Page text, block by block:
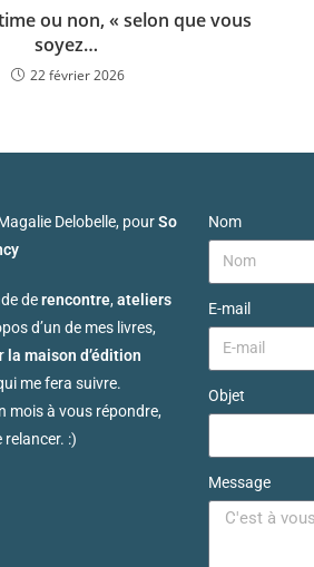
ou non, « selon que vous
soyez…
22 février 2026
Delobelle, pour So
derencontre,ateliers
d’un de mes livres,
la maison d’édition
me fera suivre.
mois à vous répondre,
relancer. :)
Nom
E-mail
Objet
Message